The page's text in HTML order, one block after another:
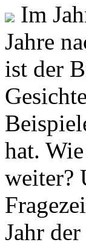
Im
Jahre
ist der
hat.
weiter?
Jahr